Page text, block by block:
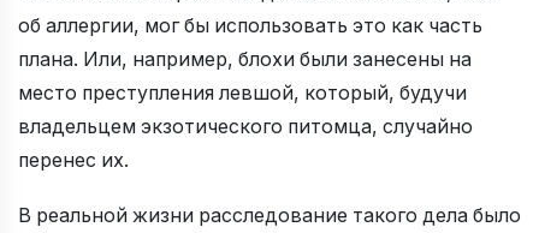
об аллергии, мог бы использовать это как часть
плана. Или, например, блохи были занесены на
место преступления левшой, который, будучи
владельцем экзотического питомца, случайно
перенес их.
В реальной жизни расследование такого дела было